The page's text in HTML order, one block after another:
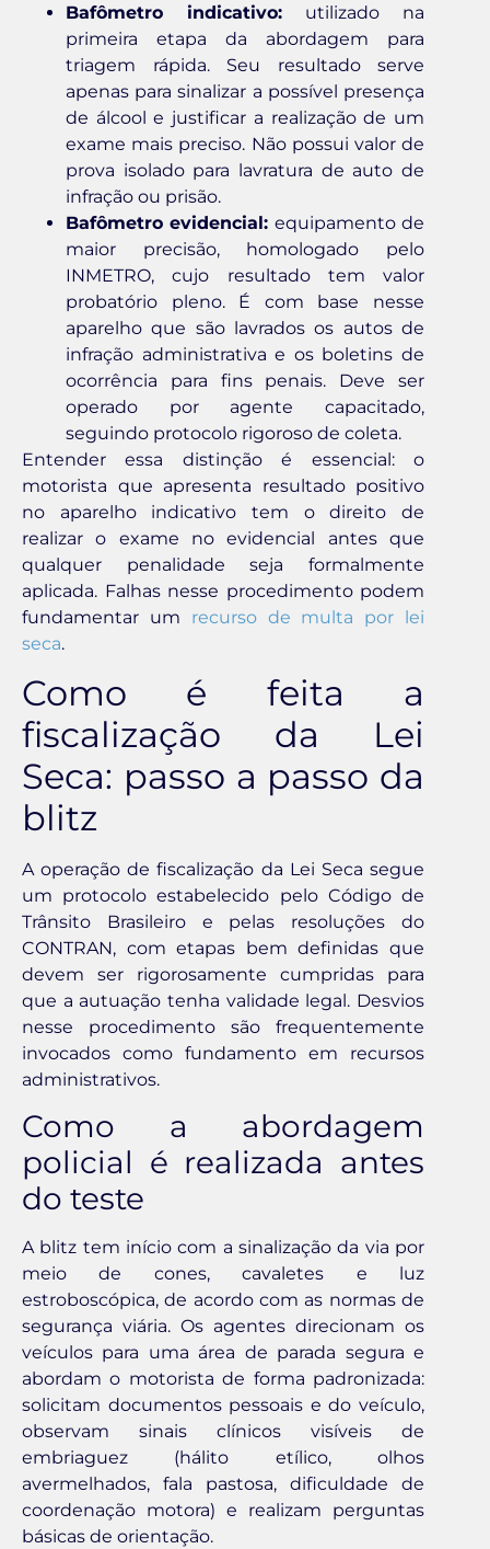
Bafômetro indicativo: utilizado na
primeira etapa da abordagem para
triagem rápida. Seu resultado serve
apenas para sinalizar a possível presença
de álcool e justificar a realização de um
exame mais preciso. Não possui valor de
prova isolado para lavratura de auto de
infração ou prisão.
Bafômetro evidencial: equipamento de
maior precisão, homologado pelo
INMETRO, cujo resultado tem valor
probatório pleno. É com base nesse
aparelho que são lavrados os autos de
infração administrativa e os boletins de
ocorrência para fins penais. Deve ser
operado por agente capacitado,
seguindo protocolo rigoroso de coleta.
Entender essa distinção é essencial: o
motorista que apresenta resultado positivo
no aparelho indicativo tem o direito de
realizar o exame no evidencial antes que
qualquer penalidade seja formalmente
aplicada. Falhas nesse procedimento podem
fundamentar um recurso de multa por lei
seca.
Como é feita a
fiscalização da Lei
Seca: passo a passo da
blitz
A operação de fiscalização da Lei Seca segue
um protocolo estabelecido pelo Código de
Trânsito Brasileiro e pelas resoluções do
CONTRAN, com etapas bem definidas que
devem ser rigorosamente cumpridas para
que a autuação tenha validade legal. Desvios
nesse procedimento são frequentemente
invocados como fundamento em recursos
administrativos.
Como a abordagem
policial é realizada antes
do teste
A blitz tem início com a sinalização da via por
meio de cones, cavaletes e luz
estroboscópica, de acordo com as normas de
segurança viária. Os agentes direcionam os
veículos para uma área de parada segura e
abordam o motorista de forma padronizada:
solicitam documentos pessoais e do veículo,
observam sinais clínicos visíveis de
embriaguez (hálito etílico, olhos
avermelhados, fala pastosa, dificuldade de
coordenação motora) e realizam perguntas
básicas de orientação.